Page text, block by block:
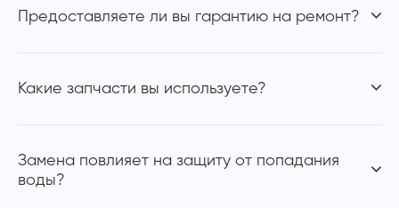
Предоставляете ли вы гарантию на ремонт?
Какие запчасти вы используете?
Замена повлияет на защиту от попадания
воды?